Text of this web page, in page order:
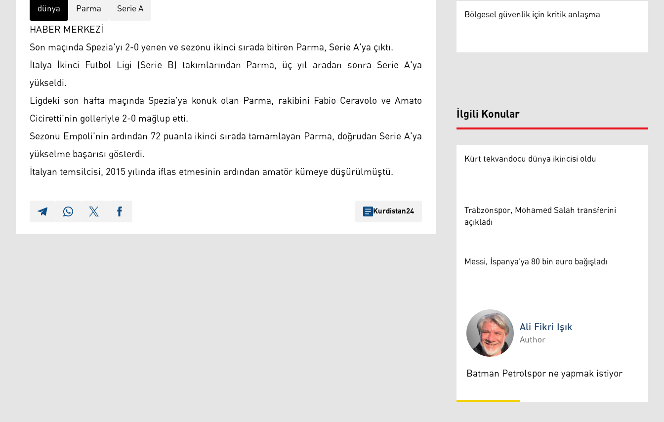
dünya Parma Serie A
HABER MERKEZİ
Son maçında Spezia'yı 2-0 yenen ve sezonu ikinci sırada bitiren Parma, Serie A'ya çıktı.
İtalya İkinci Futbol Ligi (Serie B) takımlarından Parma, üç yıl aradan sonra Serie A'ya
yükseldi.
Ligdeki son hafta maçında Spezia'ya konuk olan Parma, rakibini Fabio Ceravolo ve Amato
Ciciretti'nin golleriyle 2-0 mağlup etti.
Sezonu Empoli'nin ardından 72 puanla ikinci sırada tamamlayan Parma, doğrudan Serie A'ya
yükselme başarısı gösterdi.
İtalyan temsilcisi, 2015 yılında iflas etmesinin ardından amatör kümeye düşürülmüştü.
Kurdistan24
Bölgesel güvenlik için kritik anlaşma
İlgili Konular
Kürt tekvandocu dünya ikincisi oldu
Trabzonspor, Mohamed Salah transferini
açıkladı
Messi, İspanya'ya 80 bin euro bağışladı
Ali Fikri Işık
Ali Fikri Işık
Author
Batman Petrolspor ne yapmak istiyor